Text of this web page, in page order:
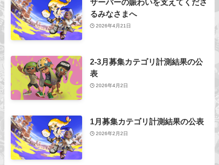
サーバーの賑わいを支えてくださ
るみなさまへ
2026年4月21日
2-3月募集カテゴリ計測結果の公
表
2026年4月2日
1月募集カテゴリ計測結果の公表
2026年2月2日